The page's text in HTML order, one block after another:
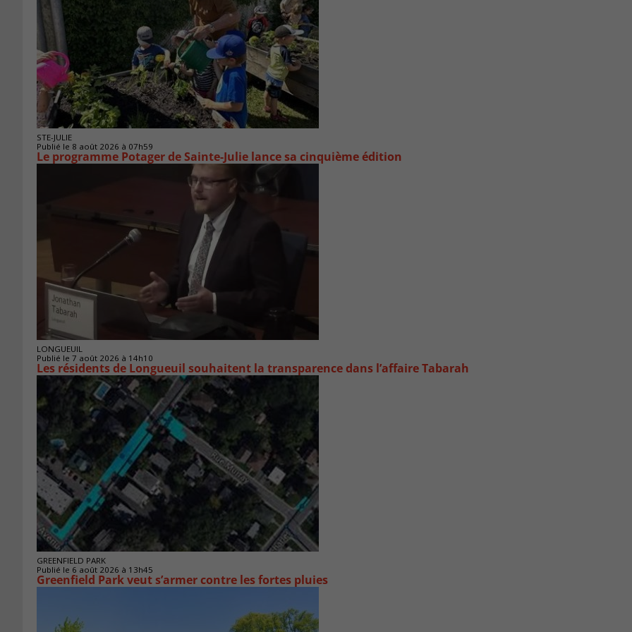
STE-JULIE
Publié le 8 août 2026 à 07h59
Le programme Potager de Sainte-Julie lance sa cinquième édition
LONGUEUIL
Publié le 7 août 2026 à 14h10
Les résidents de Longueuil souhaitent la transparence dans l’affaire Tabarah
GREENFIELD PARK
Publié le 6 août 2026 à 13h45
Greenfield Park veut s’armer contre les fortes pluies